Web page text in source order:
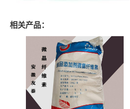
相关产品：